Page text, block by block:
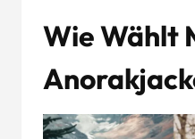
Wie Wählt